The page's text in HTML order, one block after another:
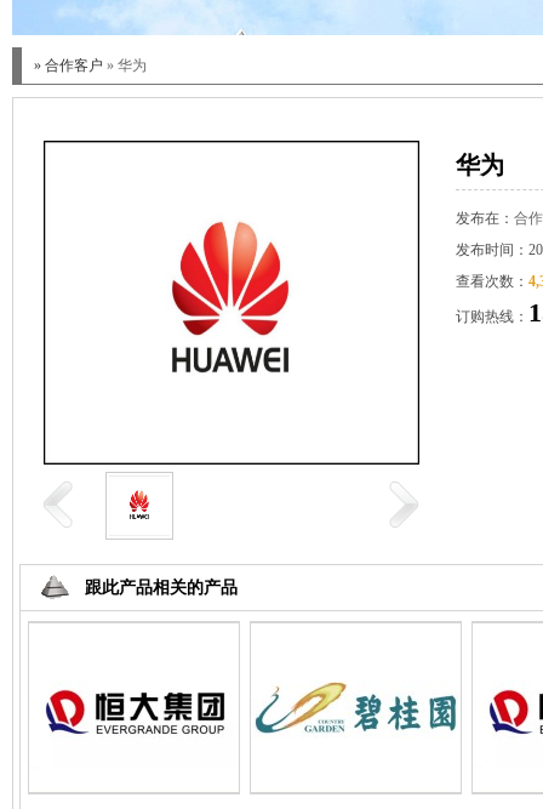
» 合作客户 » 华为
华为
发布在： 合
发布时间：
查看次数：
订购热线：
跟此产品相关的产品